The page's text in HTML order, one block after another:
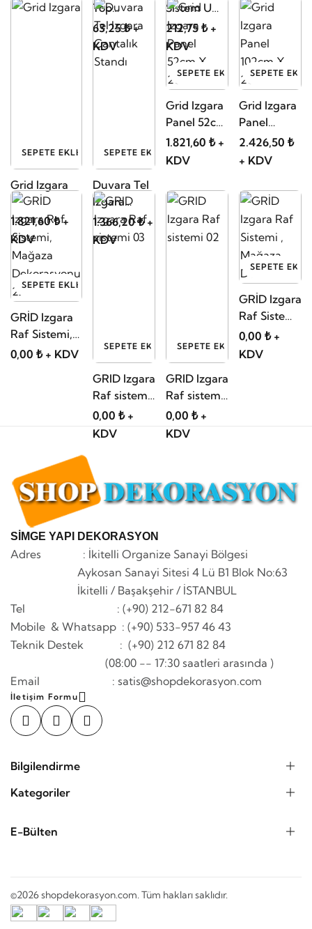
Top
Tutucu-
Topluk
63,25 ₺ +
KDV
Sistem U
tipi Askı
Taşıyıcı
212,75 ₺ +
KDV
SEPETE EKLE
Grid Izgara
1.821,60 ₺ +
KDV
SEPETE EKLE
Duvara Tel
Izgara
Çantalık
Standı
1.366,20 ₺ +
KDV
SEPETE EKLE
Grid Izgara
Panel 52cm
X 202cm
1.821,60 ₺ +
KDV
SEPETE EKLE
Grid Izgara
Panel
102cm X
202cm
2.426,50 ₺
+ KDV
SEPETE EKLE
GRİD Izgara
Raf Sistemi,
Mağaza
0,00 ₺ + KDV
SEPETE EKLE
GRID Izgara
Raf sistemi
03
0,00 ₺ +
KDV
SEPETE EKLE
GRID Izgara
Raf sistemi
02
0,00 ₺ +
KDV
SEPETE EKLE
GRİD Izgara
Raf Sistemi
, Mağaza
Dekor 01
0,00 ₺ +
KDV
SİMGE YAPI DEKORASYON
Adres : İkitelli Organize Sanayi Bölgesi
Aykosan Sanayi Sitesi 4 Lü B1 Blok No:63
İkitelli / Başakşehir / İSTANBUL
Tel : (+90) 212-671 82 84
Mobile & Whatsapp : (+90) 533-957 46 43
Teknik Destek : (+90) 212 671 82 84
(08:00 -- 17:30 saatleri arasında )
Email : satis@shopdekorasyon.com
İletişim Formu
Bilgilendirme
Kategoriler
E-Bülten
©2026 shopdekorasyon.com. Tüm hakları saklıdır.